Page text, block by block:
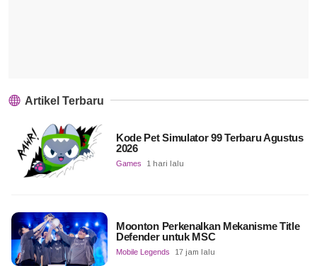
Artikel Terbaru
Kode Pet Simulator 99 Terbaru Agustus
2026
Games 1 hari lalu
Moonton Perkenalkan Mekanisme Title
Defender untuk MSC
Mobile Legends 17 jam lalu